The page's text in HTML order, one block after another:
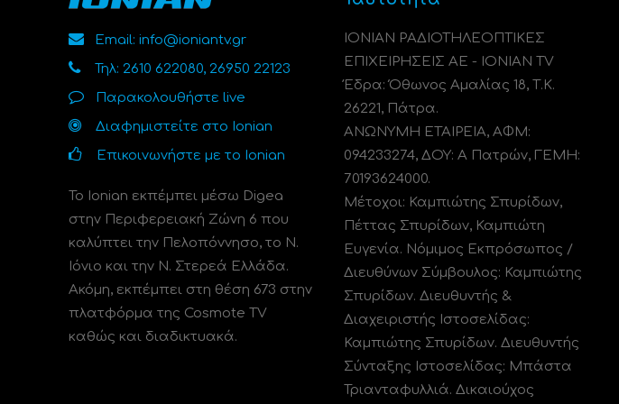
Email: info@ioniantv.gr
Τηλ: 2610 622080, 26950 22123
Παρακολουθήστε live
Διαφημιστείτε στο Ionian
Επικοινωνήστε με το Ionian
Το Ionian εκπέμπει μέσω Digea
στην Περιφερειακή Ζώνη 6 που
καλύπτει την Πελοπόννησο, το N.
Ιόνιο και την Ν. Στερεά Ελλάδα.
Ακόμη, εκπέμπει στη θέση 673 στην
πλατφόρμα της Cosmote TV
καθώς και διαδικτυακά.
ΙΟΝΙΑΝ ΡΑΔΙΟΤΗΛΕΟΠΤΙΚΕΣ
ΕΠΙΧΕΙΡΗΣΕΙΣ ΑΕ - IONIAN TV
Έδρα: Όθωνος Αμαλίας 18, Τ.Κ.
26221, Πάτρα.
ΑΝΩΝΥΜΗ ΕΤΑΙΡΕΙΑ, ΑΦΜ:
094233274, ΔΟΥ: A Πατρών, ΓΕΜΗ:
70193624000.
Μέτοχοι: Καμπιώτης Σπυρίδων,
Πέττας Σπυρίδων, Καμπιώτη
Ευγενία. Νόμιμος Εκπρόσωπος /
Διευθύνων Σύμβουλος: Καμπιώτης
Σπυρίδων. Διευθυντής &
Διαχειριστής Ιστοσελίδας:
Καμπιώτης Σπυρίδων. Διευθυντής
Σύνταξης Ιστοσελίδας: Μπάστα
Τριανταφυλλιά. Δικαιούχος